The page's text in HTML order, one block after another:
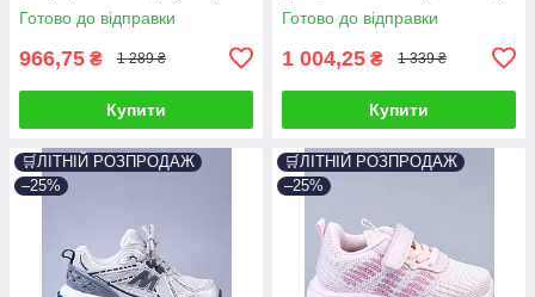
Готово до відправки
966,75 ₴ 1 289 ₴
Купити
Готово до відправки
1 004,25 ₴ 1 339 ₴
Купити
🛒ЛІТНІЙ РОЗПРОДАЖ
–25%
🛒ЛІТНІЙ РОЗПРОДАЖ
–25%